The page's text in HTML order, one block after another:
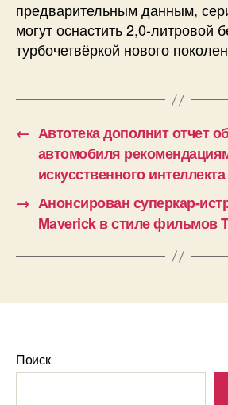
предварительным данным,
могут оснастить 2,0-литровой
турбочетвёркой нового
← Автотека дополнит отчет
автомобиля
искусственного интеллекта
→ Анонсирован суперкар-
Maverick в стиле фильмов
Поиск